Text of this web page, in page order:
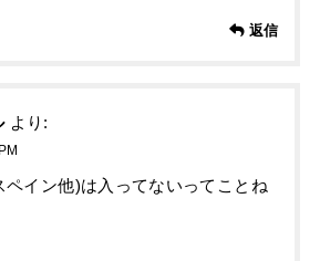
返信
より:
ペイン他)は入ってないってことね